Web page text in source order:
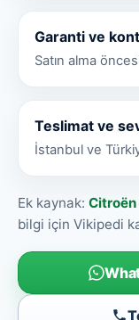
Garanti ve
Satın alma
Teslimat ve
İstanbul ve
Ek kaynak:
bilgi için Vikipedi